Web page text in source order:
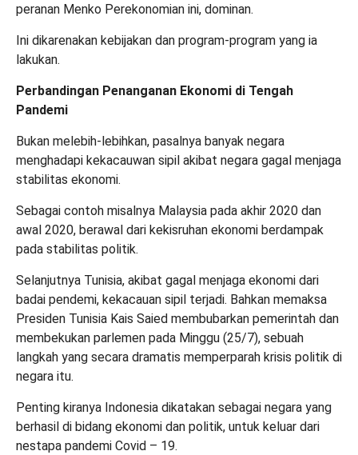
peranan Menko Perekonomian ini, dominan.
Ini dikarenakan kebijakan dan program-program yang ia
lakukan.
Perbandingan Penanganan Ekonomi di Tengah
Pandemi
Bukan melebih-lebihkan, pasalnya banyak negara
menghadapi kekacauwan sipil akibat negara gagal menjaga
stabilitas ekonomi.
Sebagai contoh misalnya Malaysia pada akhir 2020 dan
awal 2020, berawal dari kekisruhan ekonomi berdampak
pada stabilitas politik.
Selanjutnya Tunisia, akibat gagal menjaga ekonomi dari
badai pendemi, kekacauan sipil terjadi. Bahkan memaksa
Presiden Tunisia Kais Saied membubarkan pemerintah dan
membekukan parlemen pada Minggu (25/7), sebuah
langkah yang secara dramatis memperparah krisis politik di
negara itu.
Penting kiranya Indonesia dikatakan sebagai negara yang
berhasil di bidang ekonomi dan politik, untuk keluar dari
nestapa pandemi Covid – 19.